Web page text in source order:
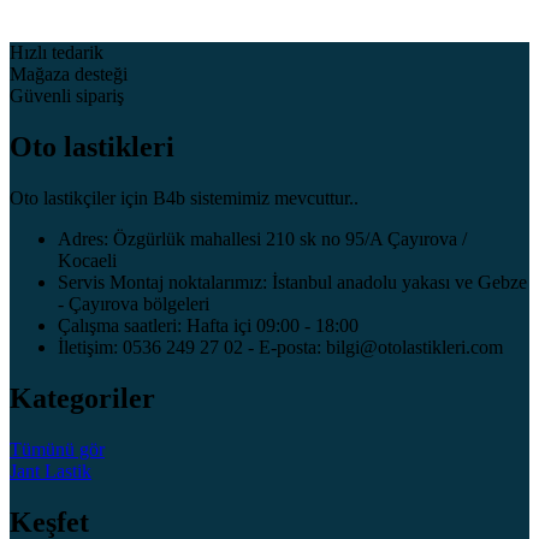
Hızlı tedarik
Mağaza desteği
Güvenli sipariş
Oto lastikleri
Oto lastikçiler için B4b sistemimiz mevcuttur..
Adres: Özgürlük mahallesi 210 sk no 95/A Çayırova /
Kocaeli
Servis Montaj noktalarımız: İstanbul anadolu yakası ve Gebze
- Çayırova bölgeleri
Çalışma saatleri: Hafta içi 09:00 - 18:00
İletişim: 0536 249 27 02 - E-posta: bilgi@otolastikleri.com
Kategoriler
Tümünü gör
Jant Lastik
Keşfet